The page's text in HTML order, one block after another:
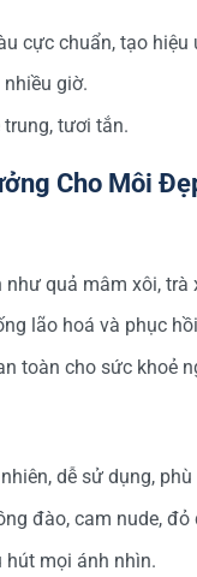
cực chuẩn, tạo
giờ.
tươi tắn.
Cho Môi
quả mâm xôi, trà
lão hoá và phục
toàn cho sức khoẻ
dễ sử dụng,
đào, cam nude,
hút mọi ánh nhìn.